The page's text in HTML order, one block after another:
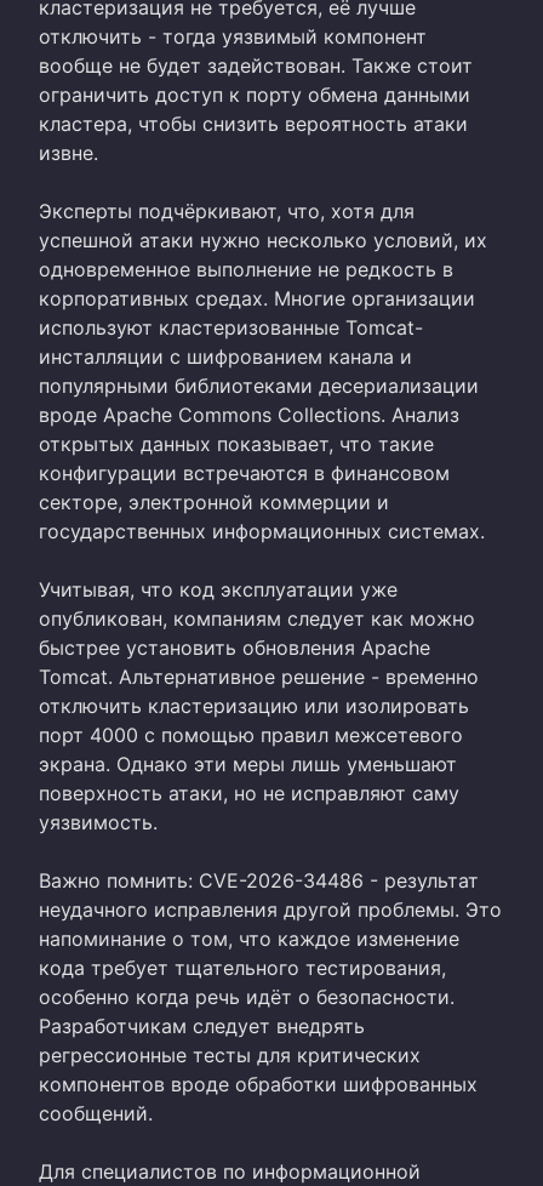
кластеризация не требуется, её лучше
отключить - тогда уязвимый компонент
вообще не будет задействован. Также стоит
ограничить доступ к порту обмена данными
кластера, чтобы снизить вероятность атаки
извне.
Эксперты подчёркивают, что, хотя для
успешной атаки нужно несколько условий, их
одновременное выполнение не редкость в
корпоративных средах. Многие организации
используют кластеризованные Tomcat-
инсталляции с шифрованием канала и
популярными библиотеками десериализации
вроде Apache Commons Collections. Анализ
открытых данных показывает, что такие
конфигурации встречаются в финансовом
секторе, электронной коммерции и
государственных информационных системах.
Учитывая, что код эксплуатации уже
опубликован, компаниям следует как можно
быстрее установить обновления Apache
Tomcat. Альтернативное решение - временно
отключить кластеризацию или изолировать
порт 4000 с помощью правил межсетевого
экрана. Однако эти меры лишь уменьшают
поверхность атаки, но не исправляют саму
уязвимость.
Важно помнить: CVE-2026-34486 - результат
неудачного исправления другой проблемы. Это
напоминание о том, что каждое изменение
кода требует тщательного тестирования,
особенно когда речь идёт о безопасности.
Разработчикам следует внедрять
регрессионные тесты для критических
компонентов вроде обработки шифрованных
сообщений.
Для специалистов по информационной